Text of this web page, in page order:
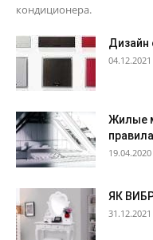
кондиционера.
Дизайн
04.12.2021
Жилые
19.04.2020
ЯК
31.12.2021